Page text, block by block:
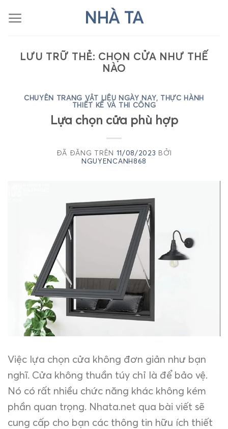
đến
dung
NHÀ TA
LƯU TRỮ THẺ: CHỌN CỬA NHƯ THẾ
NÀO
CHUYÊN TRANG VẬT LIỆU NGÀY NAY, THỰC HÀNH
THIẾT KẾ VÀ THI CÔNG
Lựa chọn cửa phù hợp
ĐÃ ĐĂNG TRÊN 11/08/2023 BỞI
NGUYENCANH868
Việc lựa chọn cửa không đơn giản như bạn
nghĩ. Cửa không thuần túy chỉ là để bảo vệ.
Nó có rất nhiều chức năng khác không kém
phần quan trọng. Nhata.net qua bài viết sẽ
cung cấp cho bạn các thông tin hữu ích thiết